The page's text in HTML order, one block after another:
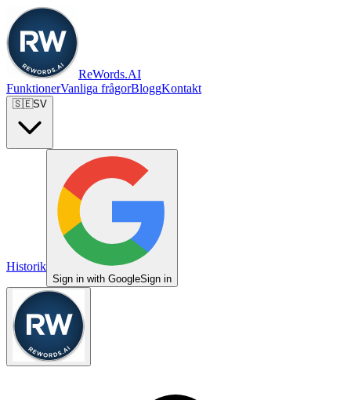
ReWords.AI
FunktionerVanliga frågorBloggKontakt
🇸🇪SV
Historik
Sign in with GoogleSign in